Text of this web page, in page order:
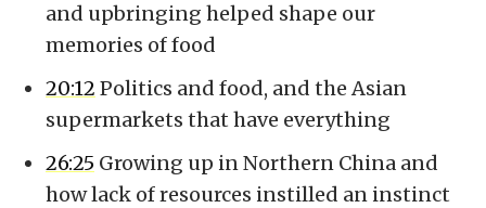
and upbringing helped shape our
memories of food
20:12 Politics and food, and the Asian
supermarkets that have everything
26:25 Growing up in Northern China and
how lack of resources instilled an instinct